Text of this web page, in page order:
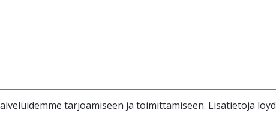
tarjoamiseen ja toimittamiseen. Lisätietoja